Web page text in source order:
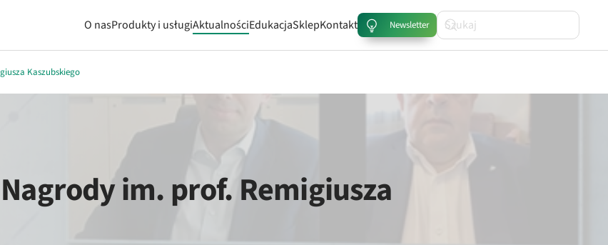
O nasProdukty i usługiAktualnościEdukacjaSklepKontakt Newsletter
Kaszubskiego
im. prof. Remigiusza